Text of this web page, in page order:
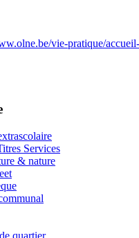
vie-pratique/
Services
& nature
quartier